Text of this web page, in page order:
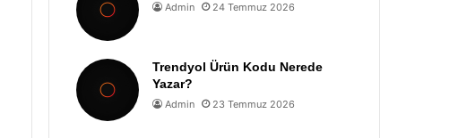
Admin 24 Temmuz 2026
Trendyol Ürün Kodu Nerede
Yazar?
Admin 23 Temmuz 2026